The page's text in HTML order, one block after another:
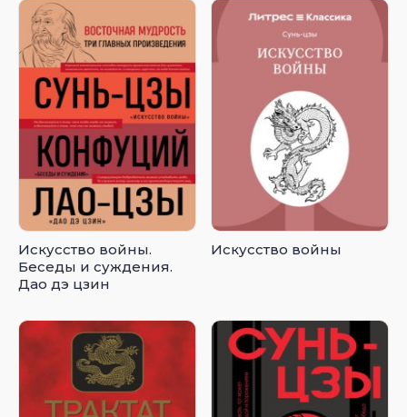
Искусство войны.
Беседы и суждения.
Дао дэ цзин
Искусство войны